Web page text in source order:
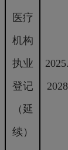
医疗
机构
执业
登记
（延
续）